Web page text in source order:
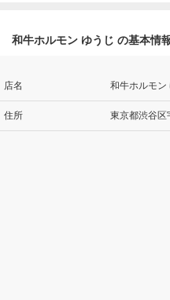
和牛ホルモン ゆうじ の基本情
店名 和牛ホルモン
住所 東京都渋谷区